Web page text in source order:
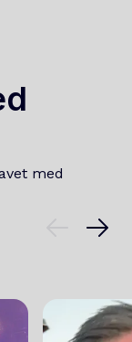
med